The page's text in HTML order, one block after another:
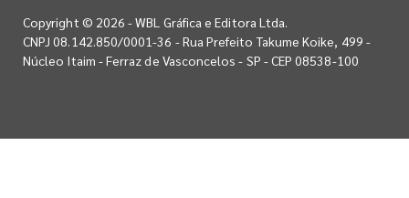
Copyright © 2026 - WBL Gráfica e Editora Ltda.
CNPJ 08.142.850/0001-36 - Rua Prefeito Takume Koike, 499 -
Núcleo Itaim - Ferraz de Vasconcelos - SP - CEP 08538-100